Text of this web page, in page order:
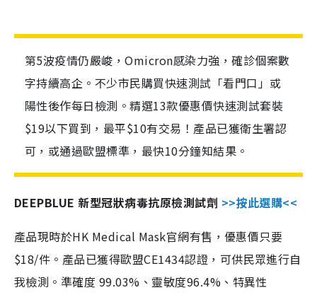
第5波疫情仍嚴峻，Omicron感染力強，確診個案數
字持續高企。不少市民購買快速測試「看門口」或
陽性後作每日檢測。精選13款優惠價快速測試套裝
$19以下買到，最平$10有交易！產品已獲衛生署認
可，或通過歐盟標準，最快10分鐘知結果。
DEEPBLUE 新型冠狀病毒抗原檢測試劑 >>按此選購<<
產品現時於HK Medical Mask官網有售，優惠價只要
$18/件。產品已獲得歐盟CE1434認證，可供民眾進行自
我檢測。準確度 99.03%、靈敏度96.4%、特異性